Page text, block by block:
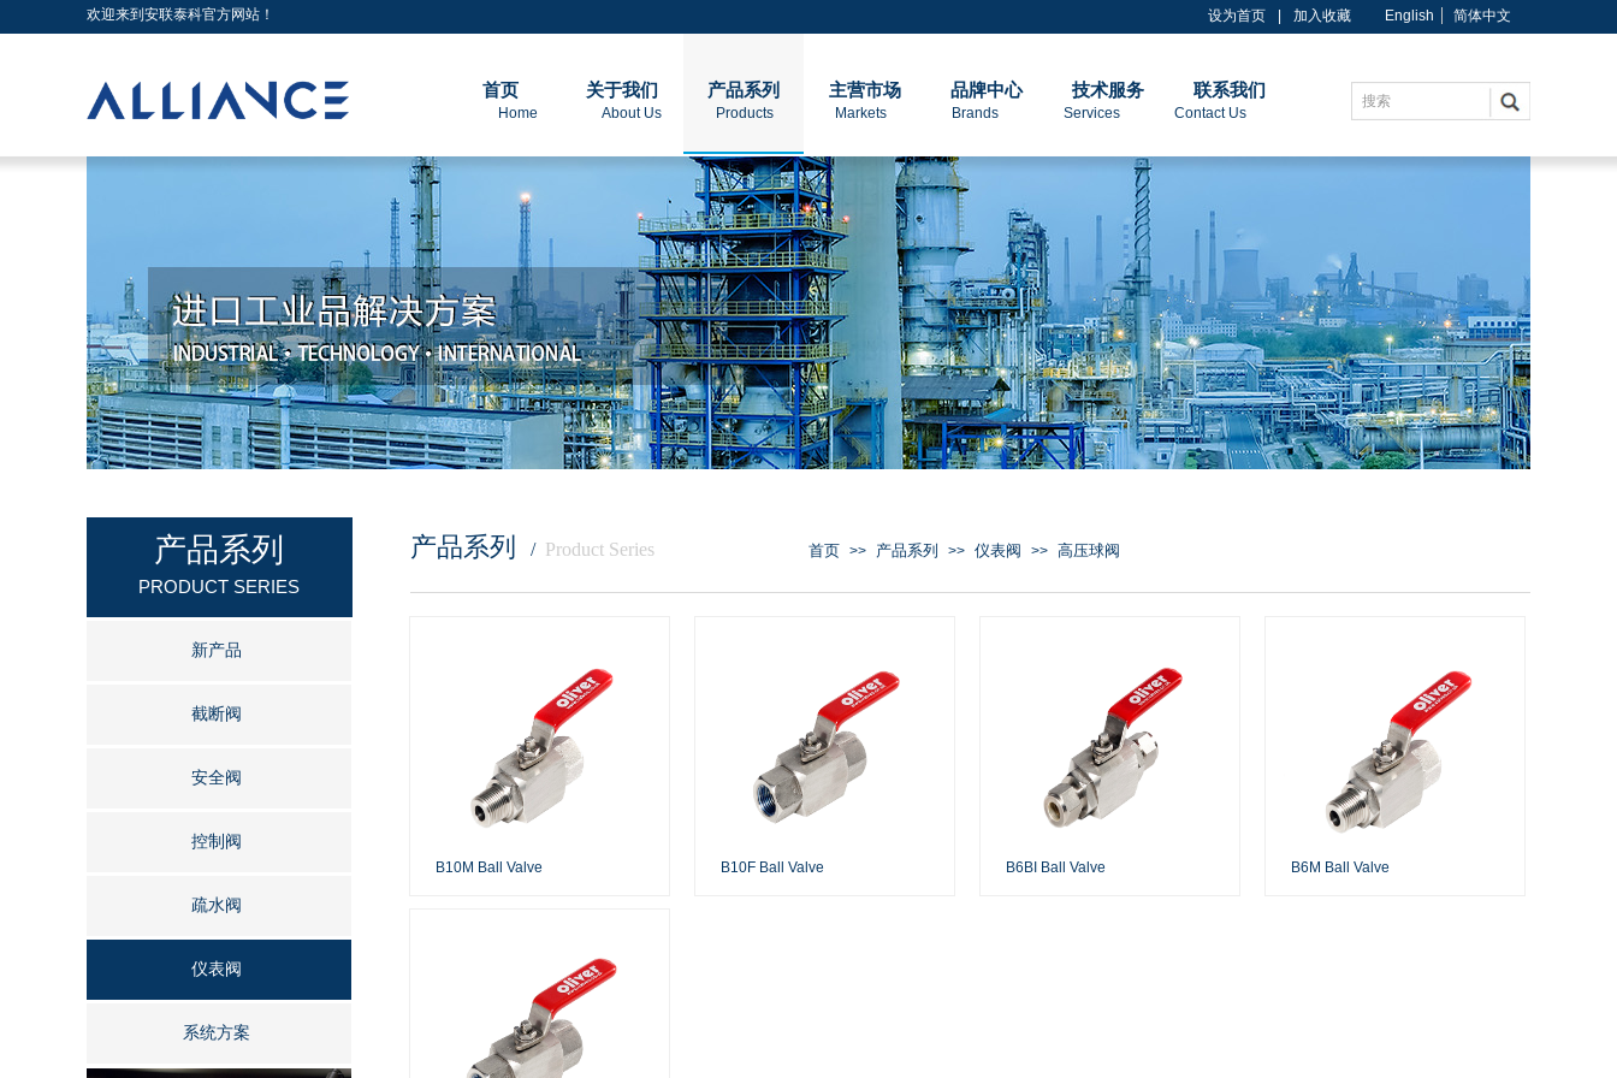
按钮文本
产品系列 产品系列 / Product Series 首页 >> 产品系列 >> 仪表阀 >> 高压球阀
PRODUCT SERIES
B10M Ball Valve B10F Ball Valve B6BI Ball Valve B6M Ball Valve
新产品
截断阀
安全阀
控制阀
疏水阀
仪表阀
系统方案
设为首页 加入收藏 English 简体中文
欢迎来到安联泰科官方网站！
Home About Us Products Markets Brands Services Contact Us
搜索
首页 关于我们 产品系列 主营市场 品牌中心 技术服务 联系我们